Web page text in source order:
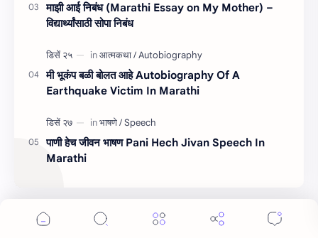
माझी आई निबंध (Marathi Essay on My Mother) –
विद्यार्थ्यांसाठी सोपा निबंध
मी भूकंप बळी बोलत आहे Autobiography Of A
Earthquake Victim In Marathi
पाणी हेच जीवन भाषण Pani Hech Jivan Speech In
Marathi
remember your preferences, and optimize your